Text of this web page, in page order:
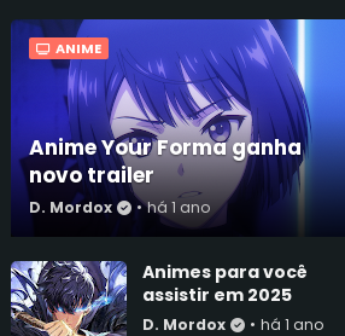
ANIME
Anime Your Forma ganha
novo trailer
D. Mordox • há 1 ano
Animes para você
assistir em 2025
D. Mordox • há 1 ano